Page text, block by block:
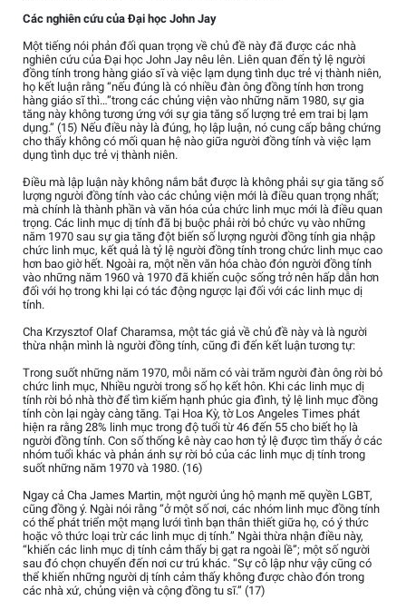
Các nghiên cứu của Đại học John Jay
Một tiếng nói phản đối quan trọng về chủ đề này đã được các nhà
nghiên cứu của Đại học John Jay nêu lên. Liên quan đến tỷ lệ người
đồng tính trong hàng giáo sĩ và việc lạm dụng tình dục trẻ vị thành niên,
họ kết luận rằng “nếu đúng là có nhiều đàn ông đồng tính hơn trong
hàng giáo sĩ thì…”trong các chủng viện vào những năm 1980, sự gia
tăng này không tương ứng với sự gia tăng số lượng trẻ em trai bị lạm
dụng.” (15) Nếu điều này là đúng, họ lập luận, nó cung cấp bằng chứng
cho thấy không có mối quan hệ nào giữa người đồng tính và việc lạm
dụng tình dục trẻ vị thành niên.
Điều mà lập luận này không nắm bắt được là không phải sự gia tăng số
lượng người đồng tính vào các chủng viện mới là điều quan trọng nhất;
mà chính là thành phần và văn hóa của chức linh mục mới là điều quan
trọng. Các linh mục dị tính đã bị buộc phải rời bỏ chức vụ vào những
năm 1970 sau sự gia tăng đột biến số lượng người đồng tính gia nhập
chức linh mục, kết quả là tỷ lệ người đồng tính trong chức linh mục cao
hơn bao giờ hết. Ngoài ra, một nền văn hóa chào đón người đồng tính
vào những năm 1960 và 1970 đã khiến cuộc sống trở nên hấp dẫn hơn
đối với họ trong khi lại có tác động ngược lại đối với các linh mục dị
tính.
Cha Krzysztof Olaf Charamsa, một tác giả về chủ đề này và là người
thừa nhận mình là người đồng tính, cũng đi đến kết luận tương tự:
Trong suốt những năm 1970, mỗi năm có vài trăm người đàn ông rời bỏ
chức linh mục, Nhiều người trong số họ kết hôn. Khi các linh mục dị
tính rời bỏ nhà thờ để tìm kiếm hạnh phúc gia đình, tỷ lệ linh mục đồng
tính còn lại ngày càng tăng. Tại Hoa Kỳ, tờ Los Angeles Times phát
hiện ra rằng 28% linh mục trong độ tuổi từ 46 đến 55 cho biết họ là
người đồng tính. Con số thống kê này cao hơn tỷ lệ được tìm thấy ở các
nhóm tuổi khác và phản ánh sự rời bỏ của các linh mục dị tính trong
suốt những năm 1970 và 1980. (16)
Ngay cả Cha James Martin, một người ủng hộ mạnh mẽ quyền LGBT,
cũng đồng ý. Ngài nói rằng “ở một số nơi, các nhóm linh mục đồng tính
có thể phát triển một mạng lưới tình bạn thân thiết giữa họ, có ý thức
hoặc vô thức loại trừ các linh mục dị tính.” Ngài thừa nhận điều này,
“khiến các linh mục dị tính cảm thấy bị gạt ra ngoài lề”; một số người
sau đó chọn chuyển đến nơi cư trú khác. “Sự cô lập như vậy cũng có
thể khiến những người dị tính cảm thấy không được chào đón trong
các nhà xứ, chủng viện và cộng đồng tu sĩ.” (17)